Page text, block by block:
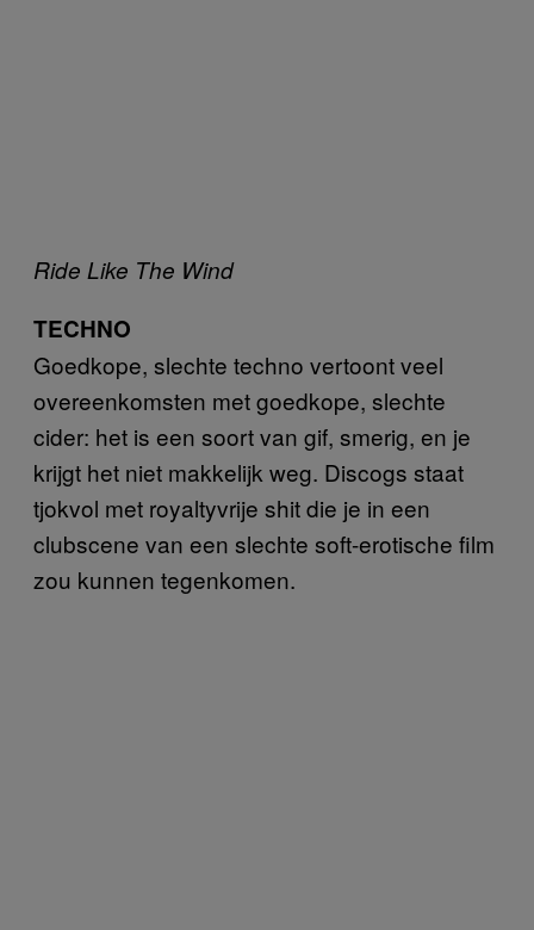
Ride Like The Wind
TECHNO
Goedkope, slechte techno vertoont veel
overeenkomsten met goedkope, slechte
cider: het is een soort van gif, smerig, en je
krijgt het niet makkelijk weg. Discogs staat
tjokvol met royaltyvrije shit die je in een
clubscene van een slechte soft-erotische film
zou kunnen tegenkomen.